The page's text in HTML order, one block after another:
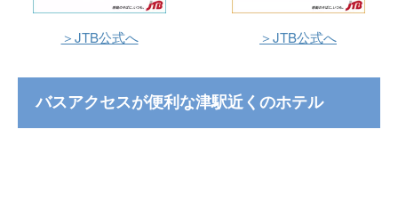
＞JTB公式へ ＞JTB公式へ
バスアクセスが便利な津駅近くのホテル